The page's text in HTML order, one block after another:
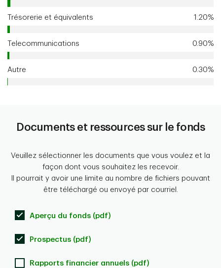
Trésorerie et équivalents 1.20%
Telecommunications 0.90%
Autre 0.30%
Documents et ressources sur le fonds
Veuillez sélectionner les documents que vous voulez et la
façon dont vous souhaitez les recevoir.
Il pourrait y avoir une limite au nombre de fichiers pouvant
être téléchargé ou envoyé par courriel.
Aperçu du fonds (pdf)
Prospectus (pdf)
Rapports financier annuels (pdf)